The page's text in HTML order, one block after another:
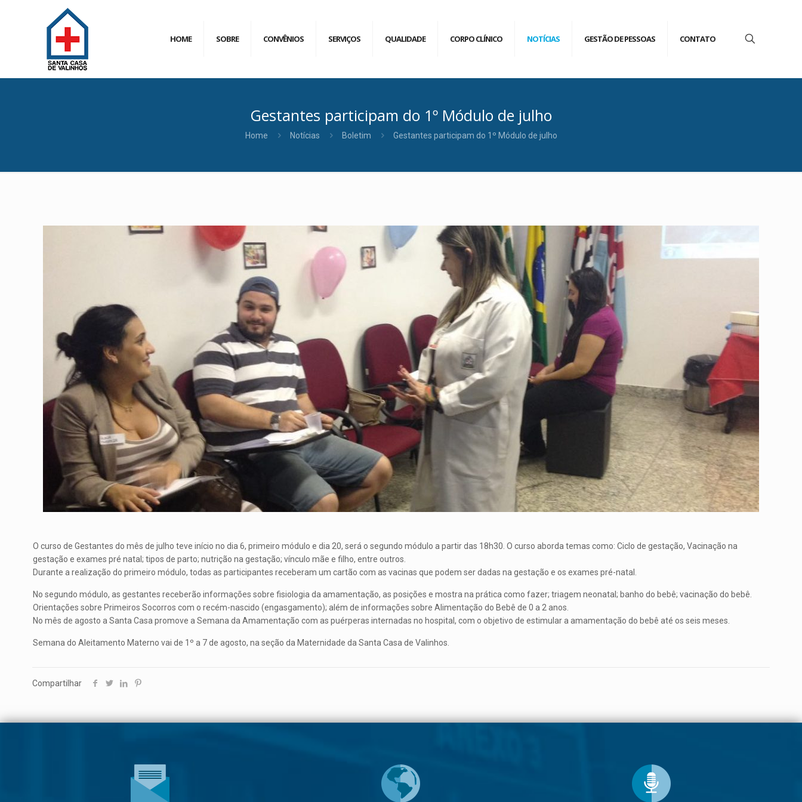
HOME SOBRE CONVÊNIOS SERVIÇOS QUALIDADE CORPO CLÍNICO NOTÍCIAS GESTÃO DE PESSOAS CONTATO
Gestantes participam do 1º Módulo de julho
Home Notícias Boletim Gestantes participam do 1º Módulo de julho
O curso de Gestantes do mês de julho teve início no dia 6, primeiro módulo e dia 20, será o segundo módulo a partir das 18h30. O curso aborda temas como: Ciclo de gestação, Vacinação na
gestação e exames pré natal; tipos de parto; nutrição na gestação; vínculo mãe e filho, entre outros.
Durante a realização do primeiro módulo, todas as participantes receberam um cartão com as vacinas que podem ser dadas na gestação e os exames pré-natal.
No segundo módulo, as gestantes receberão informações sobre fisiologia da amamentação, as posições e mostra na prática como fazer; triagem neonatal; banho do bebê; vacinação do bebê.
Orientações sobre Primeiros Socorros com o recém-nascido (engasgamento); além de informações sobre Alimentação do Bebê de 0 a 2 anos.
No mês de agosto a Santa Casa promove a Semana da Amamentação com as puérperas internadas no hospital, com o objetivo de estimular a amamentação do bebê até os seis meses.
Semana do Aleitamento Materno vai de 1º a 7 de agosto, na seção da Maternidade da Santa Casa de Valinhos.
Compartilhar